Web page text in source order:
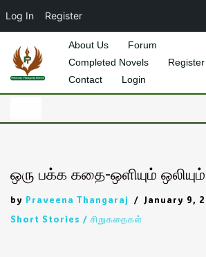
Log In Register
Skip
About Us
Forum
Completed Novels
Register
Contact
Login
ஒரு பக்க கதை-ஒளியும் ஒலியும்
by Praveena Thangaraj
January 9,
Short Stories / சிறுகதைகள்